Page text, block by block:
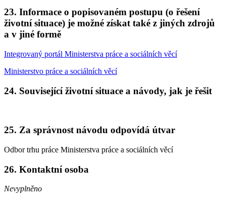
23. Informace o popisovaném postupu (o řešení
životní situace) je možné získat také z jiných zdrojů
a v jiné formě
Integrovaný portál Ministerstva práce a sociálních věcí
Ministerstvo práce a sociálních věcí
24. Související životní situace a návody, jak je řešit
25. Za správnost návodu odpovídá útvar
Odbor trhu práce Ministerstva práce a sociálních věcí
26. Kontaktní osoba
Nevyplněno